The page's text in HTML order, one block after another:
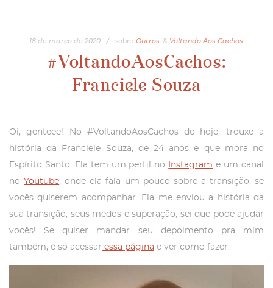
18 de março de 2020 / sobre Outros & Voltando Aos Cachos
#VoltandoAosCachos:
Franciele Souza
Oi, genteee! No #VoltandoAosCachos de hoje, trouxe a
história da Franciele Souza, de 24 anos e que mora no
Espírito Santo. Ela tem um perfil no
Instagram e um canal
noYoutube, onde ela fala um pouco sobre a transição, se
vocês quiserem acompanhar. Ela me enviou a história da
sua transição, seus medos e superação, sei que pode ajudar
vocês! Se quiser mandar seu depoimento pra mim
também, é só acessar essa página e ver como fazer.